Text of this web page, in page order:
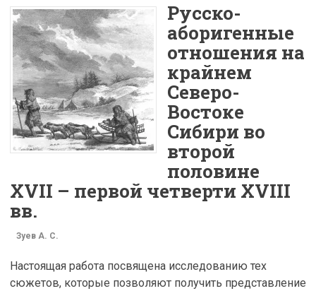
Русско-
аборигенные
отношения на
крайнем
Северо-
Востоке
Сибири во
второй
половине
XVII – первой четверти XVIII
вв.
Зуев А. С.
Настоящая работа посвящена исследованию тех
сюжетов, которые позволяют получить представление